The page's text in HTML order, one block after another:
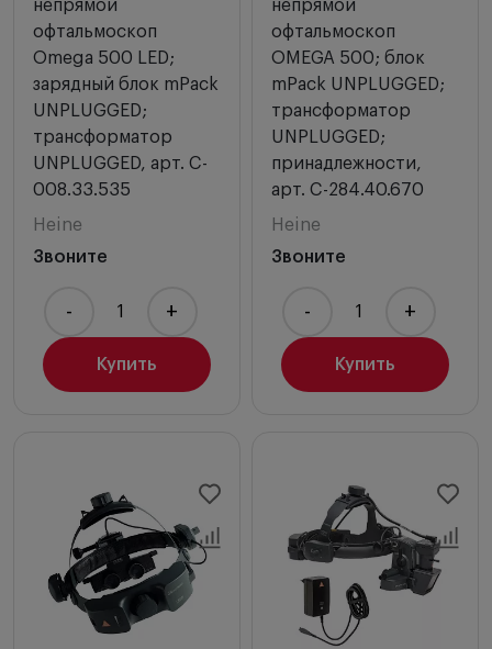
непрямой
офтальмоскоп
Omega 500 LED;
зарядный блок mPack
UNPLUGGED;
трансформатор
UNPLUGGED, арт. C-
008.33.535
Heine
Звоните
Купить
- +
непрямой
офтальмоскоп
OMEGA 500; блок
mPack UNPLUGGED;
трансформатор
UNPLUGGED;
принадлежности,
арт. C-284.40.670
Heine
Звоните
Купить
- +